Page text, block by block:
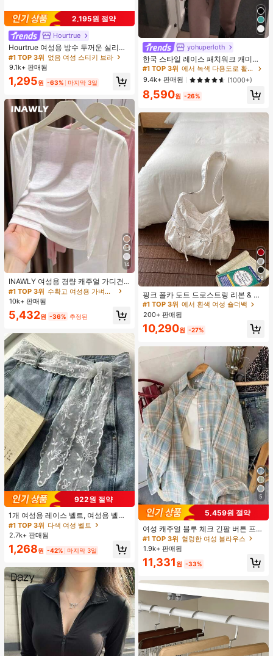
2,195원 절약
Hourtrue
Hourtrue 여성용 방수 두꺼운 실리콘
가슴 페탈, 작은 가슴 리프트업 & 푸시
인용, 웨딩 촬영 및 들러리용
#1 TOP 3위 없음 여성 스티키 브라
9.1k+ 판매됨
1,295원 -63% 마지막 3일
14
INAWLY 여성용 경량 캐주얼 가디건,
여름
#1 TOP 3위
수확고 여성용 가벼운 카디건
10k+ 판매됨
5,432원 -36% 추정된
922원 절약
1개 여성용 레이스 벨트, 여성용 벨트,
다기능 바지 액세서리, 스카프 또는 벨
트로 사용 가능, 패션 긴 레이스 벨트
스카프, 플로럴 레이스 트림 스카프,
레이스 헤드밴드 헤드스카프 넥 스카
프 헤드밴드, 경량 자수 레이스 스카
프, 우아한 레이스 허리 장식, 여성용
액세서리
#1 TOP 3위 다색 여성 벨트
2.7k+ 판매됨
1,268원 -42% 마지막 3일
yohuperloth
한국 스타일 레이스 패치워크 캐미솔
탱크 탑, Y2K 에스테틱, 스트리트웨어
캐주얼 여름
#1 TOP 3위
거의 매진!
#1 TOP 3위
에서 녹색 다용도로 활용 가능한 데일리 탑
거의 매진!
#1 TOP 3위
에서 녹색 다용도로 활용 가능한 데일리 탑
거의 매진!
#1 TOP 3위
에서 녹색 다용도로 활용 가능한 데일리 탑
거의 매진!
9.4k+ 판매됨 (1000+)
8,590원 -26%
28
핑크 폴카 도트 드로스트링 리본 & 러
플 구름 장식 숄더백, 여성용 대용량
크로스바디 백
#1 TOP 3위
에서 흰색 여성 숄더백
거의 매진!
#1 TOP 3위 에서 흰색 여성 숄더백
거의 매진!
#1 TOP 3위 에서 흰색 여성 숄더백
거의 매진!
#1 TOP 3위 에서 흰색 여성 숄더백
거의 매진!
200+ 판매됨
10,290원 -27%
5
5,459원 절약
여성 캐주얼 블루 체크 긴팔 버튼 프론
트 폴리에스터 셔츠, 레귤러 핏, 봄 의
류, 편안한 스타일
#1 TOP 3위 헐렁한 여성 블라우스
1.9k+ 판매됨
11,331 원 -33%